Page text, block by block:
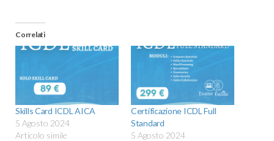
Correlati
Skills Card ICDL AICA
5 Agosto 2024
Articolo simile
Certificazione ICDL Full
Standard
5 Agosto 2024